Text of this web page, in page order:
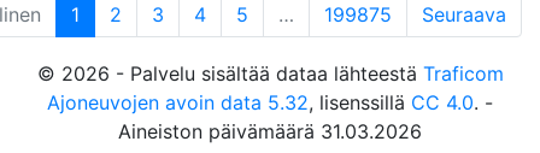
1 2 3 4 5 … 199875 Seuraava
© 2026 - Palvelu sisältää dataa lähteestä Traficom
Ajoneuvojen avoin data 5.32, lisenssillä CC 4.0. -
Aineiston päivämäärä 31.03.2026